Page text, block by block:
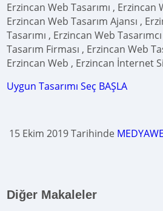
Erzincan Web Tasarımı , Erzincan
Erzincan Web Tasarım Ajansı ,
Tasarımı , Erzincan Web
Tasarım Firması , Erzincan Web
Erzincan Web , Erzincan İnternet
Uygun Tasarımı Seç BAŞLA
15 Ekim 2019 Tarihinde
Diğer Makaleler